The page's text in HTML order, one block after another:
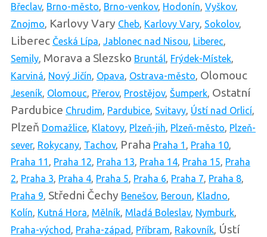
Břeclav, Brno-město, Brno-venkov, Hodonín, Vyškov,
Znojmo, Karlovy Vary Cheb, Karlovy Vary, Sokolov,
Liberec Česká Lípa, Jablonec nad Nisou, Liberec,
Semily, Morava a Slezsko Bruntál, Frýdek-Místek,
Karviná, Nový Jičín, Opava, Ostrava-město, Olomouc
Jeseník, Olomouc, Přerov, Prostějov, Šumperk, Ostatní
Pardubice Chrudim, Pardubice, Svitavy, Ústí nad Orlicí,
Plzeň Domažlice, Klatovy, Plzeň-jih, Plzeň-město, Plzeň-
sever, Rokycany, Tachov, Praha Praha 1 , Praha 10,
Praha 11 , Praha 12, Praha 13, Praha 14, Praha 15, Praha
2, Praha 3, Praha 4, Praha 5, Praha 6, Praha 7, Praha 8,
Praha 9, Středni Čechy Benešov, Beroun, Kladno,
Kolín, Kutná Hora, Mělník, Mladá Boleslav, Nymburk,
Praha-východ , Praha-západ , Příbram, Rakovník, Ústí